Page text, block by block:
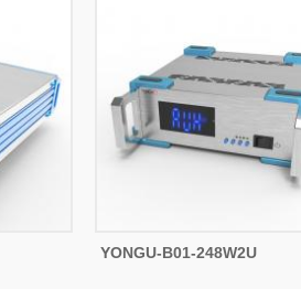
YONGU-B01-248W2U